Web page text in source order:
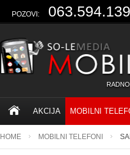
POZOVI: 063.594.139
AKCIJA MOBILNI
HOME MOBILNI TELEFONI